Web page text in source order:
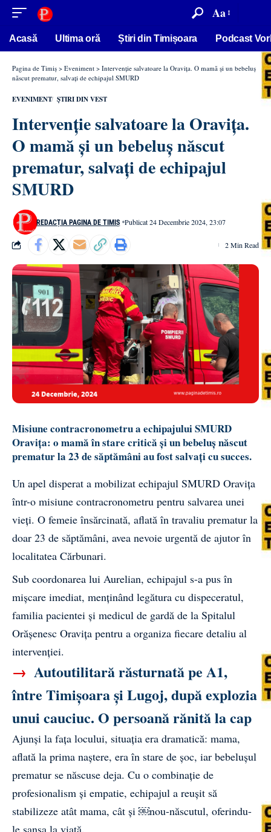
conținut Aa
Acasă Ultima oră Știri din Timișoara Podcast
Pagina de Timiș > Eveniment > Intervenție salvatoare la Oravița. O mamă și un bebeluș
născut prematur, salvați de echipajul SMURD
EVENIMENT ȘTIRI DIN VEST
Intervenție salvatoare la Oravița.
O mamă și un bebeluș născut
prematur, salvați de echipajul
SMURD
REDACȚIA PAGINA DE TIMIȘ Publicat 24 Decembrie 2024, 23:07
2 Min Read
Misiune contracronometru a echipajului SMURD
Oravița: o mamă în stare critică și un bebeluș născut
prematur la 23 de săptămâni au fost salvați cu succes.
Un apel disperat a mobilizat echipajul SMURD Oravița
într-o misiune contracronometru pentru salvarea unei
vieți. O femeie însărcinată, aflată în travaliu prematur la
doar 23 de săptămâni, avea nevoie urgentă de ajutor în
localitatea Cărbunari.
Sub coordonarea lui Aurelian, echipajul s-a pus în
mișcare imediat, menținând legătura cu dispeceratul,
familia pacientei și medicul de gardă de la Spitalul
Orășenesc Oravița pentru a organiza fiecare detaliu al
intervenției.
→ Autoutilitară răsturnată pe A1,
între Timișoara și Lugoj, după explozia
unui cauciuc. O persoană rănită la cap
Ajunși la fața locului, situația era dramatică: mama,
aflată la prima naștere, era în stare de șoc, iar bebelușul
prematur se născuse deja. Cu o combinație de
profesionalism și empatie, echipajul a reușit să
stabilizeze atât mama, cât și ￼nou-născutul, oferindu-
le șansa la viață.